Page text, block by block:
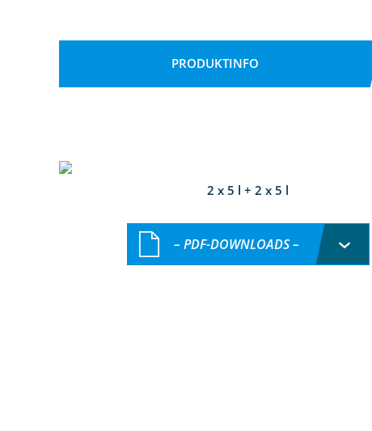
PRODUKTINFO
2 x 5 l + 2 x 5 l
– PDF-DOWNLOADS –